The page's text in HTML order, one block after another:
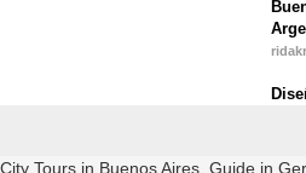
City Tours in Buenos Aires, Guide in